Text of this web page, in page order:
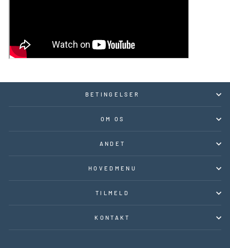
BETINGELSER
OM OS
ANDET
HOVEDMENU
TILMELD
KONTAKT